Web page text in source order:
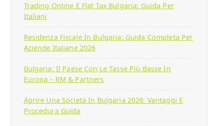
Trading Online E Flat Tax Bulgaria: Guida Per
Italiani
Residenza Fiscale In Bulgaria: Guida Completa Per
Aziende Italiane 2026
Bulgaria: Il Paese Con Le Tasse Più Basse In
Europa – RM & Partners
Aprire Una Società In Bulgaria 2026: Vantaggi E
Procedura Guida